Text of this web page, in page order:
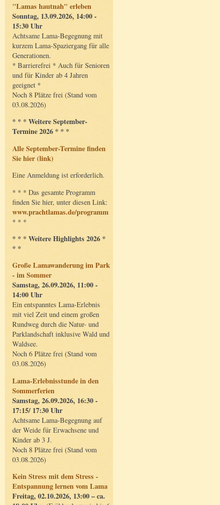
"Lamas hautnah" erleben
Sonntag, 13.09.2026, 14:00 -
15:30 Uhr
Achtsame Lama-Begegnung mit
kurzem Lama-Spaziergang für alle
Generationen.
* Barrierefrei * Auch für Senioren
und für Kinder ab 4 Jahren
geeignet *
Noch 8 Plätze frei (Stand vom
03.08.2026)
* * * Weitere September-
Termine 2026 * * *
Alle September-Termine finden
Sie hier (link)
Eine Anmeldung ist erforderlich.
* * * Das gesamte Programm
finden Sie hier, unter diesen Link:
www.prachtlamas.de/programm
* * *
* * * Weitere Highlights 2026 *
* *
Große Lamawanderung im Park
- im Sommer
Samstag, 26.09.2026, 11:00 -
14:00 Uhr
Ein entspanntes Lama-Erlebnis
mit viel Zeit und einem großen
Rundweg durch die Natur- und
Parklandschaft inklusive Wald und
Waldsee.
Noch 6 Plätze frei (Stand vom
03.08.2026)
Lama-Erlebnisstunde in den
Sommerferien
Samstag, 26.09.2026, 16:30 -
17:15/ 17:30 Uhr
Achtsame Lama-Begegnung auf
der Weide für Erwachsene und
Kinder ab 3 J.
Noch 8 Plätze frei (Stand vom
03.08.2026)
Kein Stress mit dem Stress -
Entspannung lernen vom Lama
Freitag, 02.10.2026, 13:00 – ca.